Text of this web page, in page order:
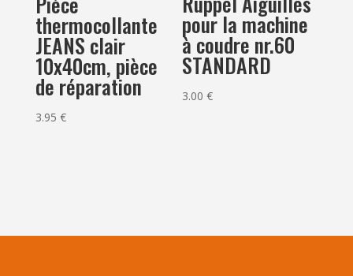
thermocollante
JEANS clair
10x40cm, pièce
de réparation
3.95 €
pour la machine
à coudre nr.60
STANDARD
3.00€